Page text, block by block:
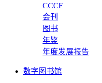
CCCF
会刊
图书
年鉴
年度发展报告
数字图书馆